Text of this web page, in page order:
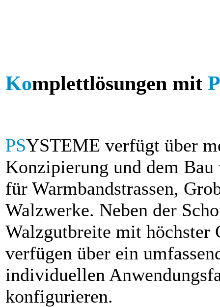
Komplettlösungen mit
PSYSTEME verfügt über
Konzipierung und dem Bau
für Warmbandstrassen,
Walzwerke. Neben der
Walzgutbreite mit höchster
verfügen über ein
individuellen
konfigurieren.